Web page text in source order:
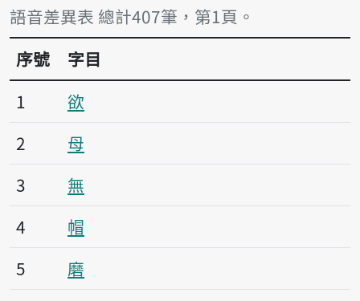
語音差異表 總計407筆，第1頁。
序號
字目
1
欲
2
母
3
無
4
帽
5
磨